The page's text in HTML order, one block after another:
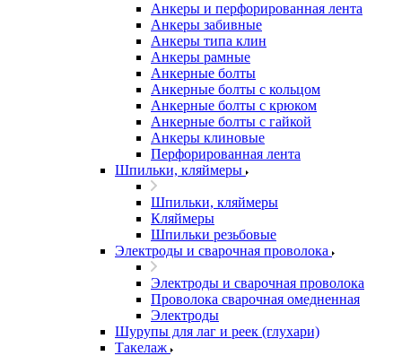
Анкеры и перфорированная лента
Анкеры забивные
Анкеры типа клин
Анкеры рамные
Анкерные болты
Анкерные болты с кольцом
Анкерные болты с крюком
Анкерные болты с гайкой
Анкеры клиновые
Перфорированная лента
Шпильки, кляймеры
Шпильки, кляймеры
Кляймеры
Шпильки резьбовые
Электроды и сварочная проволока
Электроды и сварочная проволока
Проволока сварочная омедненная
Электроды
Шурупы для лаг и реек (глухари)
Такелаж